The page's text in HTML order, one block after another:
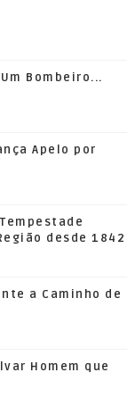
Bombeiro...
Apelo por
desde 1842
a Caminho de
Homem que